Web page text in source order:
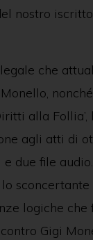
nostro
che
alla
agli atti di
due file
sconcertante
logiche che
Gigi